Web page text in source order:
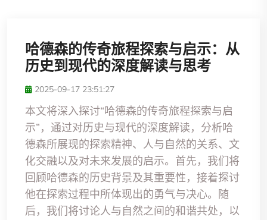
哈德森的传奇旅程探索与启示：从
历史到现代的深度解读与思考
2025-09-17 23:51:27
本文将深入探讨“哈德森的传奇旅程探索与启
示”，通过对历史与现代的深度解读，分析哈
德森所展现的探索精神、人与自然的关系、文
化交融以及对未来发展的启示。首先，我们将
回顾哈德森的历史背景及其重要性，接着探讨
他在探索过程中所体现出的勇气与决心。随
后，我们将讨论人与自然之间的和谐共处，以